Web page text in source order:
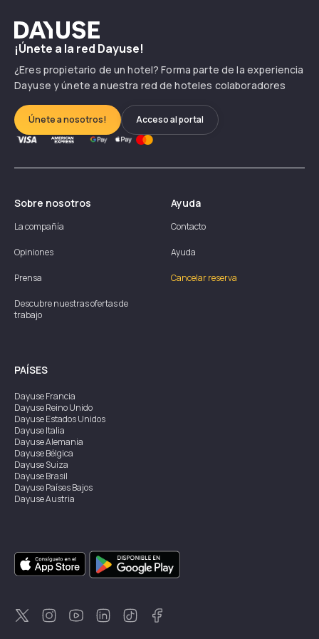
Dayuse
¡Únete a la red Dayuse!
¿Eres propietario de un hotel? Forma parte de la experiencia
Dayuse y únete a nuestra red de hoteles colaboradores
Únete a nosotros! Acceso al portal
Sobre nosotros
La compañía
Opiniones
Prensa
Descubre nuestras ofertas de
trabajo
Ayuda
Contacto
Ayuda
Cancelar reserva
PAÍSES
DayuseFrancia
DayuseReino Unido
DayuseEstados Unidos
DayuseItalia
DayuseAlemania
DayuseBélgica
DayuseSuiza
DayuseBrasil
DayusePaíses Bajos
DayuseAustria
DayuseSingapur
DayuseSuecia
DayuseTailandia
DayuseNueva Zelanda
DayuseTurquía